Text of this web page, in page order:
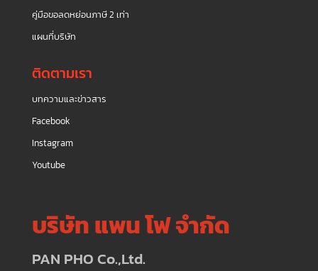
คู่มือขอลดหย่อนภาษี 2 เท่า
แผนที่บริษัท
ติดตามเรา
บทความและข่าวสาร
Facebook
Instagram
Youtube
บริษัท แพน โฟ จำกัด
PAN PHO Co.,Ltd.